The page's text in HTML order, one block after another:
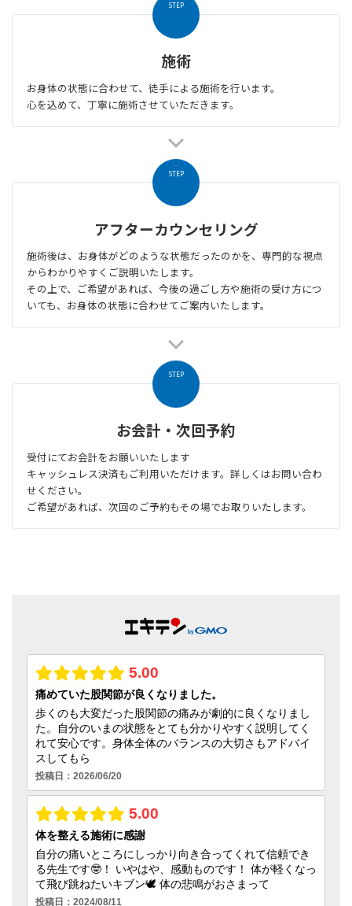
STEP
施術
お身体の状態に合わせて、徒手による施術を行います。
心を込めて、丁寧に施術させていただきます。
STEP
アフターカウンセリング
施術後は、お身体がどのような状態だったのかを、専門的な視点
からわかりやすくご説明いたします。
その上で、ご希望があれば、今後の過ごし方や施術の受け方につ
いても、お身体の状態に合わせてご案内いたします。
STEP
お会計・次回予約
受付にてお会計をお願いいたします
キャッシュレス決済もご利用いただけます。詳しくはお問い合わ
せください。
ご希望があれば、次回のご予約もその場でお取りいたします。